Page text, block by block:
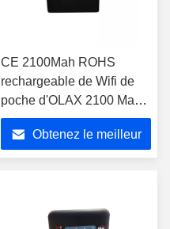
CE 2100Mah ROHS
rechargeable de Wifi de
poche d'OLAX 2100 Mah
Battery Smart Lte Pocket
Wifi 4g de routeurs de
batterie mobile de modem
Obtenez le meilleur